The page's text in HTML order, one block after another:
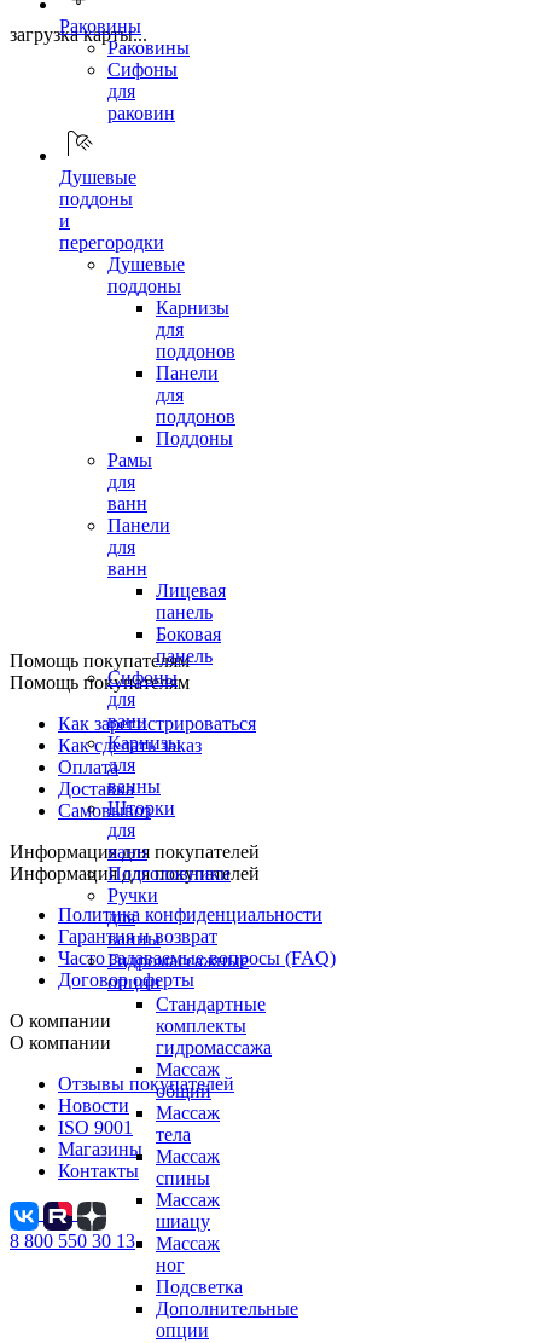
Раковины
Раковины
Сифоны
для
раковин
Душевые
поддоны
и
перегородки
Душевые
поддоны
Карнизы
для
поддонов
Панели
для
поддонов
Поддоны
Рамы
для
ванн
Панели
для
ванн
Лицевая
панель
Боковая
панель
Сифоны
для
ванн
Карнизы
для
ванны
Шторки
для
ванн
Подголовники
Ручки
для
ванны
Гидромассажные
опции
Стандартные
комплекты
гидромассажа
Массаж
общий
Массаж
тела
Массаж
спины
Массаж
шиацу
Массаж
ног
Подсветка
Дополнительные
опции
загрузка карты...
Помощь покупателям
Помощь покупателям
Как зарегистрироваться
Как сделать заказ
Оплата
Доставка
Самовывоз
Информация для покупателей
Информация для покупателей
Политика конфиденциальности
Гарантия и возврат
Часто задаваемые вопросы (FAQ)
Договор оферты
О компании
О компании
Отзывы покупателей
Новости
ISO 9001
Магазины
Контакты
8 800 550 30 13